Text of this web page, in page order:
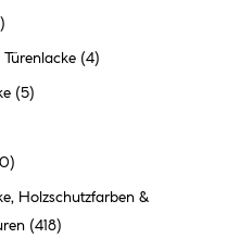
Türenlacke (4)
(5)
Holzschutzfarben &
(418)